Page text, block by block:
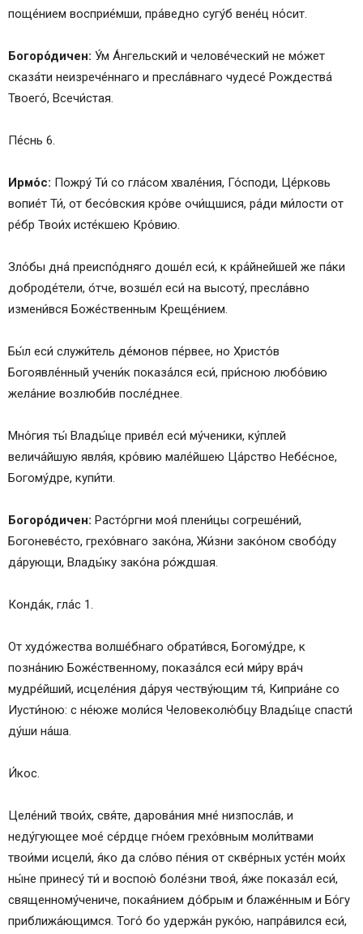
поще́нием восприе́мши, пра́ведно сугу́б вене́ц но́сит.
Богоро́дичен: У́м А́нгельский и челове́ческий не мо́жет
сказа́ти неизрече́ннаго и пресла́внаго чудесе́ Рождества́
Твоего́, Всечи́стая.
Пе́снь 6.
Ирмо́с: Пожру́ Ти́ со гла́сом хвале́ния, Го́споди, Це́рковь
вопие́т Ти́, от бесо́вския кро́ве очи́щшися, ра́ди ми́лости от
ре́бр Твои́х исте́кшею Кро́вию.
Зло́бы дна́ преиспо́дняго доше́л еси́, к кра́йнейшей же па́ки
доброде́тели, о́тче, возше́л еси́ на высоту́, пресла́вно
измени́вся Боже́ственным Креще́нием.
Бы́л еси́ служи́тель де́монов пе́рвее, но Христо́в
Богоявле́нный учени́к показа́лся еси́, при́сною любо́вию
жела́ние возлюби́в после́днее.
Мно́гия ты́ Влады́це приве́л еси́ му́ченики, ку́плей
велича́йшую явля́я, кро́вию мале́йшею Ца́рство Небе́сное,
Богому́дре, купи́ти.
Богоро́дичен: Расто́ргни моя́ плени́цы согреше́ний,
Богоневе́сто, грехо́внаго зако́на, Жи́зни зако́ном свобо́ду
да́рующи, Влады́ку зако́на ро́ждшая.
Конда́к, гла́с 1.
От худо́жества волше́бнаго обрати́вся, Богому́дре, к
позна́нию Боже́ственному, показа́лся еси́ ми́ру вра́ч
мудре́йший, исцеле́ния да́руя честву́ющим тя́, Киприа́не со
Иусти́ною: с не́юже моли́ся Человеколю́бцу Влады́це спасти́
ду́ши на́ша.
И́кос.
Целе́ний твои́х, свя́те, дарова́ния мне́ низпосла́в, и
неду́гующее мое́ се́рдце гно́ем грехо́вным моли́твами
твои́ми исцели́, я́ко да сло́во пе́ния от скве́рных усте́н мои́х
ны́не принесу́ ти́ и воспою́ боле́зни твоя́, я́же показа́л еси́,
священному́чениче, покая́нием до́брым и блаже́нным и Бо́гу
приближа́ющимся. Того́ бо удержа́н руко́ю, напра́вился еси́,